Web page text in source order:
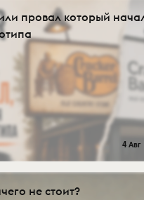
провал который
4 Авг
не стоит?